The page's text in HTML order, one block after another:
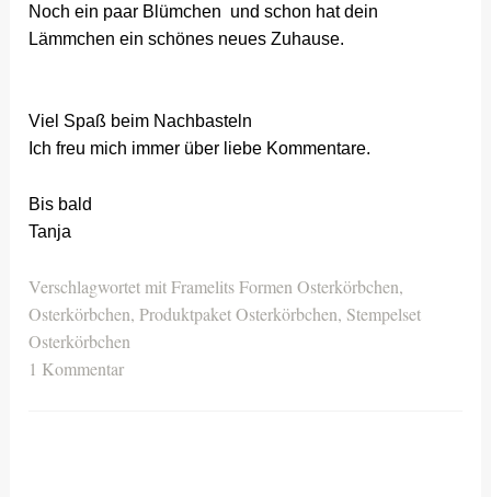
Noch ein paar Blümchen und schon hat dein
Lämmchen ein schönes neues Zuhause.
Viel Spaß beim Nachbasteln
Ich freu mich immer über liebe Kommentare.
Bis bald
Tanja
Verschlagwortet mitFramelits Formen Osterkörbchen,
Osterkörbchen,Produktpaket Osterkörbchen, Stempelset
Osterkörbchen
1 Kommentar